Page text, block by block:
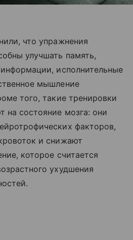
что упражнения
улучшать память,
исполнительные
мышление
того, такие тренировки
на состояние мозга: они
факторов,
и снижают
которое считается
ухудшения